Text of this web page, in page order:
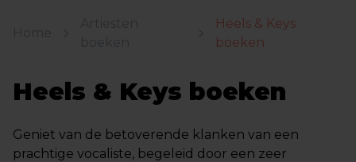
Heels & Keys
boeken
Heels & Keys boeken
Geniet van de betoverende klanken van een
prachtige vocaliste, begeleid door een zeer